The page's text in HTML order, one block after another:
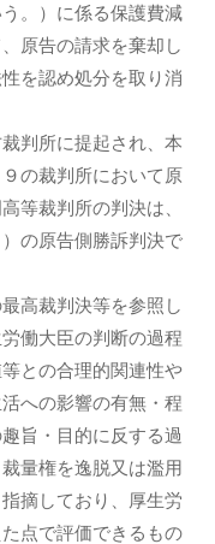
。）に係る保護費減
原告の請求を棄却し
を認め処分を取り消
判所に提起され、本
の裁判所において原
等裁判所の判決は、
の原告側勝訴判決で
高裁判決等を参照し
働大臣の判断の過程
との合理的関連性や
への影響の有無・程
旨・目的に反する過
量権を逸脱又は濫用
摘しており、厚生労
点で評価できるもの